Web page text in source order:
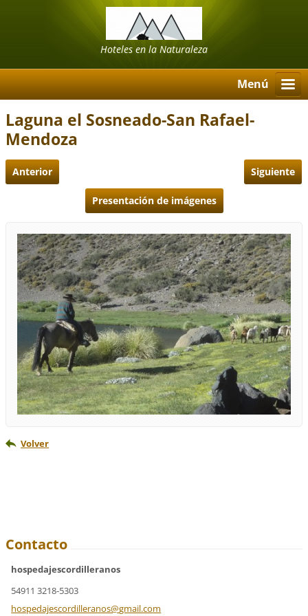
Hoteles en la Naturaleza
Menú
Laguna el Sosneado-San Rafael-
Mendoza
Anterior Siguiente
Presentación de imágenes
Volver
Contacto
hospedajescordilleranos
54911 3218-5303
hospedajescordilleranos@gmail.com